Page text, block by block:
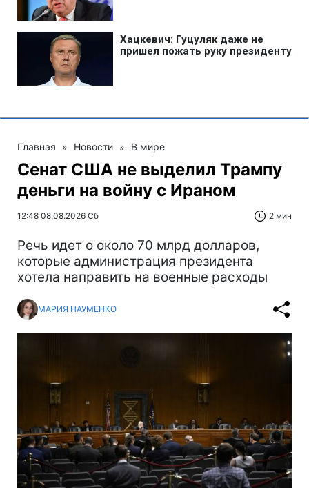
Главная » Новости » В мире
Сенат США не выделил Трампу
деньги на войну с Ираном
12:48 08.08.2026 Сб 2 мин
Речь идет о около 70 млрд долларов,
которые администрация президента
хотела направить на военные расходы
МАРИЯ НАУМЕНКО